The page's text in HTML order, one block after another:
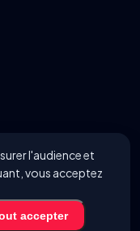
droits réservés.
l'audience et
vous acceptez
accepter